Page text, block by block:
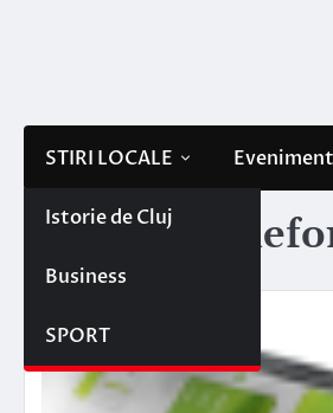
STIRI LOCALE
Istorie de Cluj
Business
SPORT
Etichetă: